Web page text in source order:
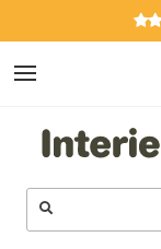
Zoeken
naar:
Hout
Effen
Marmer